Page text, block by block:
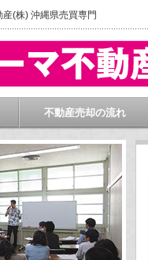
産(株) 沖縄県売買専門
不動産売却の流れ